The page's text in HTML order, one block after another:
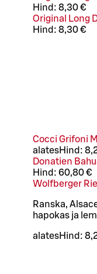
Hind: 8,30 €
Original Long
Hind: 8,30 €
Cocci Grifoni
alatesHind:
Donatien
Hind: 60,80 €
Wolfberger
Ranska,
hapokas ja
alatesHind: